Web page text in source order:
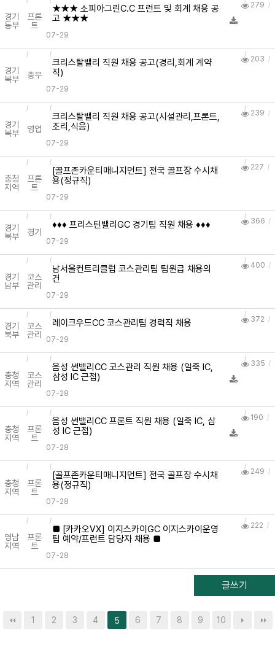
경기
동부
프론
트
★★★ 소피아그린C.C 프런트 및 회계 채용 공
고 ★★★
07-29
279
경기
북부
총무
크리스탈밸리 직원 채용 공고(경리,회계 계약
직)
07-29
203
경기
북부
영업
크리스탈밸리 직원 채용 공고(시설관리,프론트,
조리,식음)
07-29
239
충청
지역
프론
트
[골프존카운티매니지먼트] 전국 골프장 수시채
용(정규직)
07-29
227
경기
북부
경기
♦️♦️♦️ 프리스틴밸리GC 경기팀 직원 채용 ♦️♦️♦️
07-29
366
경기
남부
코스
관리
남서울컨트리클럽 코스관리팀 팀원급 채용의
건
07-29
400
경기
북부
코스
관리
레이크우드CC 코스관리팀 경력직 채용
07-29
372
충청
지역
코스
관리
음성 썬밸리CC 코스관리 직원 채용 (일죽 IC,
삼성 IC 근접)
07-28
335
충청
지역
프론
트
음성 썬밸리CC 프론트 직원 채용 (일죽 IC, 삼
성 IC 근접)
07-28
190
충청
지역
프론
트
[골프존카운티매니지먼트] 전국 골프장 수시채
용(정규직)
07-28
249
영남
지역
프론
트
■ [카카오VX] 이지스카이GC 이지스카이운영
팀 예약/프런트 담당자 채용 ■
07-28
222
글쓰기
1 2 3 4 5 6 7 8 9 10